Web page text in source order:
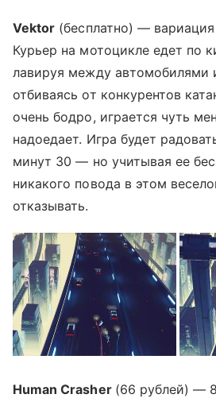
Vektor (бесплатно) —
Курьер на мотоцикле едет по
лавируя между автомобилями
отбиваясь от конкурентов
очень бодро, играется чуть
надоедает. Игра будет
минут 30 — но учитывая ее
никакого повода в этом
отказывать.
Human Crasher (66 рублей) —